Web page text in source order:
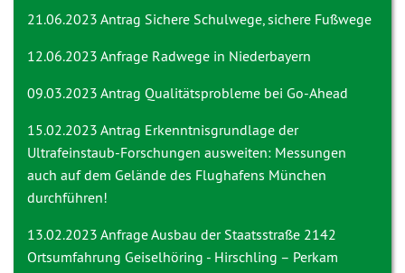
21.06.2023 Antrag Sichere Schulwege, sichere Fußwege
12.06.2023 Anfrage Radwege in Niederbayern
09.03.2023 Antrag Qualitätsprobleme bei Go-Ahead
15.02.2023 Antrag Erkenntnisgrundlage der
Ultrafeinstaub-Forschungen ausweiten: Messungen
auch auf dem Gelände des Flughafens München
durchführen!
13.02.2023 AnfrageAusbau der Staatsstraße 2142
Ortsumfahrung Geiselhöring - Hirschling – Perkam